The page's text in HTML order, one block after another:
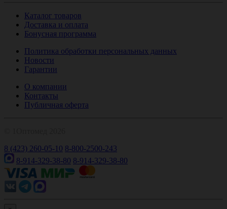
Каталог товаров
Доставка и оплата
Бонусная программа
Политика обработки персональных данных
Новости
Гарантии
О компании
Контакты
Публичная оферта
8 (423) 260-05-10 8-800-2500-243
8-914-329-38-80 8-914-329-38-80